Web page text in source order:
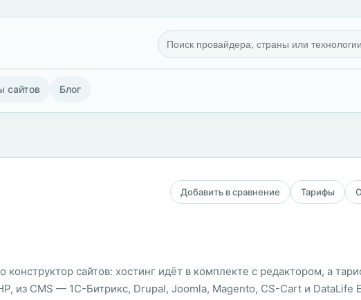
сайтов Блог
Добавить в сравнение Тарифы
сайтов: хостинг идёт в комплекте с редактором, а
из CMS — 1С-Битрикс, Drupal, Joomla, Magento, CS-Cart и DataLife